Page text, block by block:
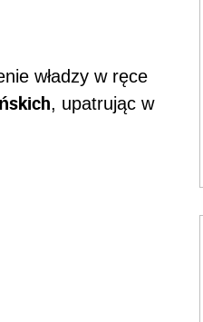
władzy w ręce
, upatrując w